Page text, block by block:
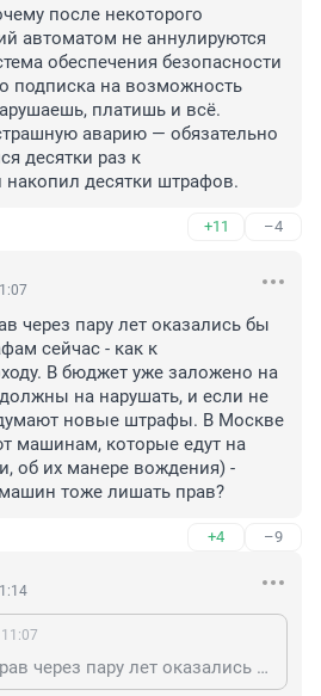
после некоторого
автоматом не аннулируются
обеспечения безопасности
подписка на возможность
платишь и всё.
аварию — обязательно
десятки раз к
накопил десятки штрафов.
+11 –4
через пару лет оказались бы
сейчас - как к
В бюджет уже заложено на
на нарушать, и если не
новые штрафы. В Москве
машинам, которые едут на
об их манере вождения) -
тоже лишать прав?
+4 –9
Потому, что без прав через пару лет оказались бы все! Подход к штрафам сейчас - как к коммерческому доходу. В бюджет уже заложено на сколько водители должны на нарушать, и если не будет хватать, придумают новые штрафы. В Москве штраф выписывают машинам, которые едут на эвакуаторах (кстати, об их манере вождения) - владельцев таких машин тоже лишать прав?